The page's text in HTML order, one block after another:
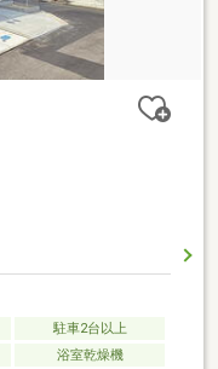
駐車2台以上
浴室乾燥機